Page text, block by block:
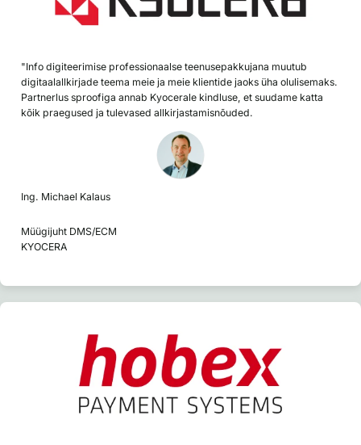
"Info digiteerimise professionaalse teenusepakkujana muutub
digitaalallkirjade teema meie ja meie klientide jaoks üha olulisemaks.
Partnerlus sproofiga annab Kyocerale kindluse, et suudame katta
kõik praegused ja tulevased allkirjastamisnõuded.
Ing. Michael Kalaus
Müügijuht DMS/ECM
KYOCERA